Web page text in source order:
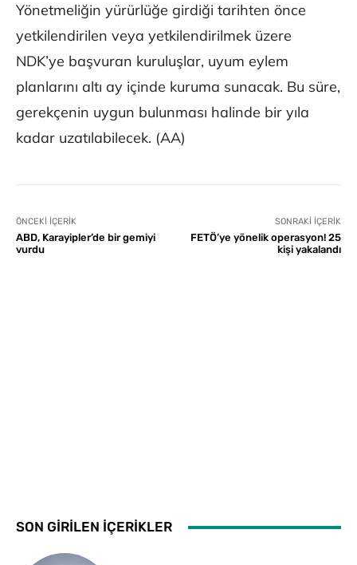
Yönetmeliğin yürürlüğe girdiği tarihten önce
yetkilendirilen veya yetkilendirilmek üzere
NDK’ye başvuran kuruluşlar, uyum eylem
planlarını altı ay içinde kuruma sunacak. Bu süre,
gerekçenin uygun bulunması halinde bir yıla
kadar uzatılabilecek. (AA)
ÖNCEKI İÇERIK
ABD, Karayipler’de bir gemiyi
vurdu
SONRAKI İÇERIK
FETÖ’ye yönelik operasyon! 25
kişi yakalandı
SON GİRİLEN İÇERİKLER